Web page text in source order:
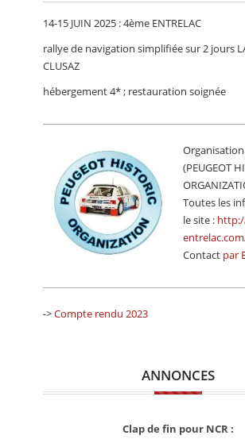
CALENDRIER
FOCUS
VIDEO
ANNUAIRES
PETITES ANNONCES
14-15 JUIN 2025 : 4ème ENTRELAC
rallye de navigation simplifiée sur 2 jours
CLUSAZ
hébergement 4* ; restauration soignée
Organisation
(PEUGEOT
Toutes les
le site :
Contact par
->Compte rendu 2023
ANNONCES
Clap de fin pour NCR :